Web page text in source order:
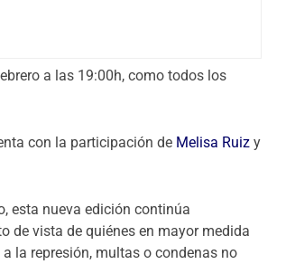
a las 19:00h, como todos los
con la participación de Melisa Ruiz y
esta nueva edición continúa
de vista de quiénes en mayor medida
la represión, multas o condenas no